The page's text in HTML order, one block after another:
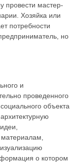
провести мастер-
Хозяйка или
потребности
но
и
проведенного
объекта
о котором